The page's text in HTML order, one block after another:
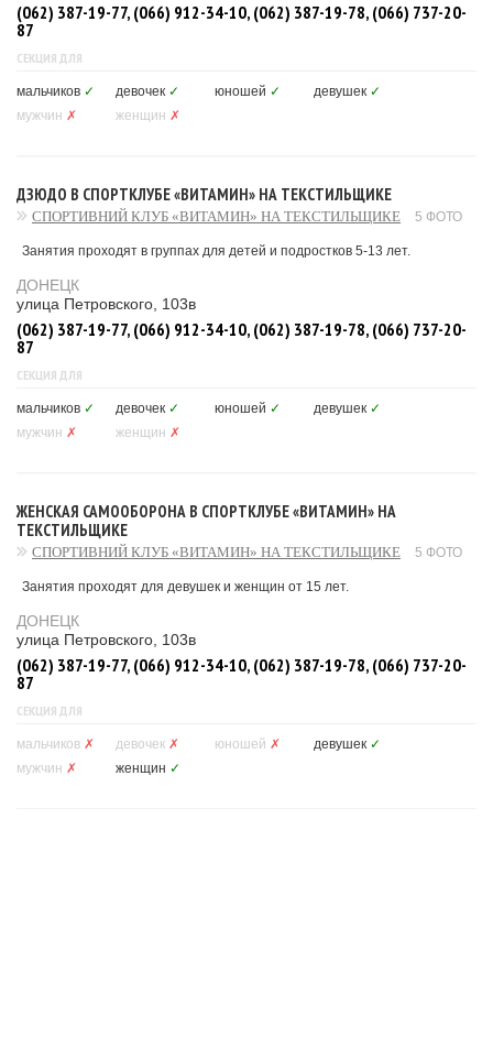
(062) 387-19-77, (066) 912-34-10, (062) 387-19-78, (066) 737-20-
87
СЕКЦИЯ ДЛЯ
мальчиков ✓ девочек ✓ юношей ✓ девушек ✓
мужчин ✗ женщин ✗
ДЗЮДО В СПОРТКЛУБЕ «ВИТАМИН» НА ТЕКСТИЛЬЩИКЕ
СПОРТИВНИЙ КЛУБ «ВИТАМИН» НА ТЕКСТИЛЬЩИКЕ 5 ФОТО
Занятия проходят в группах для детей и подростков 5-13 лет.
ДОНЕЦК
улица Петровского, 103в
(062) 387-19-77, (066) 912-34-10, (062) 387-19-78, (066) 737-20-
87
СЕКЦИЯ ДЛЯ
мальчиков ✓ девочек ✓ юношей ✓ девушек ✓
мужчин ✗ женщин ✗
ЖЕНСКАЯ САМООБОРОНА В СПОРТКЛУБЕ «ВИТАМИН» НА
ТЕКСТИЛЬЩИКЕ
СПОРТИВНИЙ КЛУБ «ВИТАМИН» НА ТЕКСТИЛЬЩИКЕ 5 ФОТО
Занятия проходят для девушек и женщин от 15 лет.
ДОНЕЦК
улица Петровского, 103в
(062) 387-19-77, (066) 912-34-10, (062) 387-19-78, (066) 737-20-
87
СЕКЦИЯ ДЛЯ
мальчиков ✗ девочек ✗ юношей ✗ девушек ✓
мужчин ✗ женщин ✓